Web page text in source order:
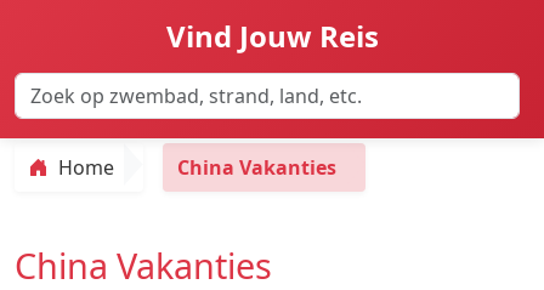
Vind Jouw Reis
Home China Vakanties
China Vakanties